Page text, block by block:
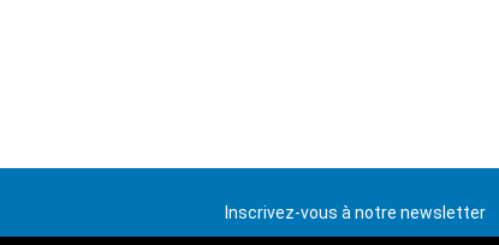
Inscrivez-vous à notre newsletter